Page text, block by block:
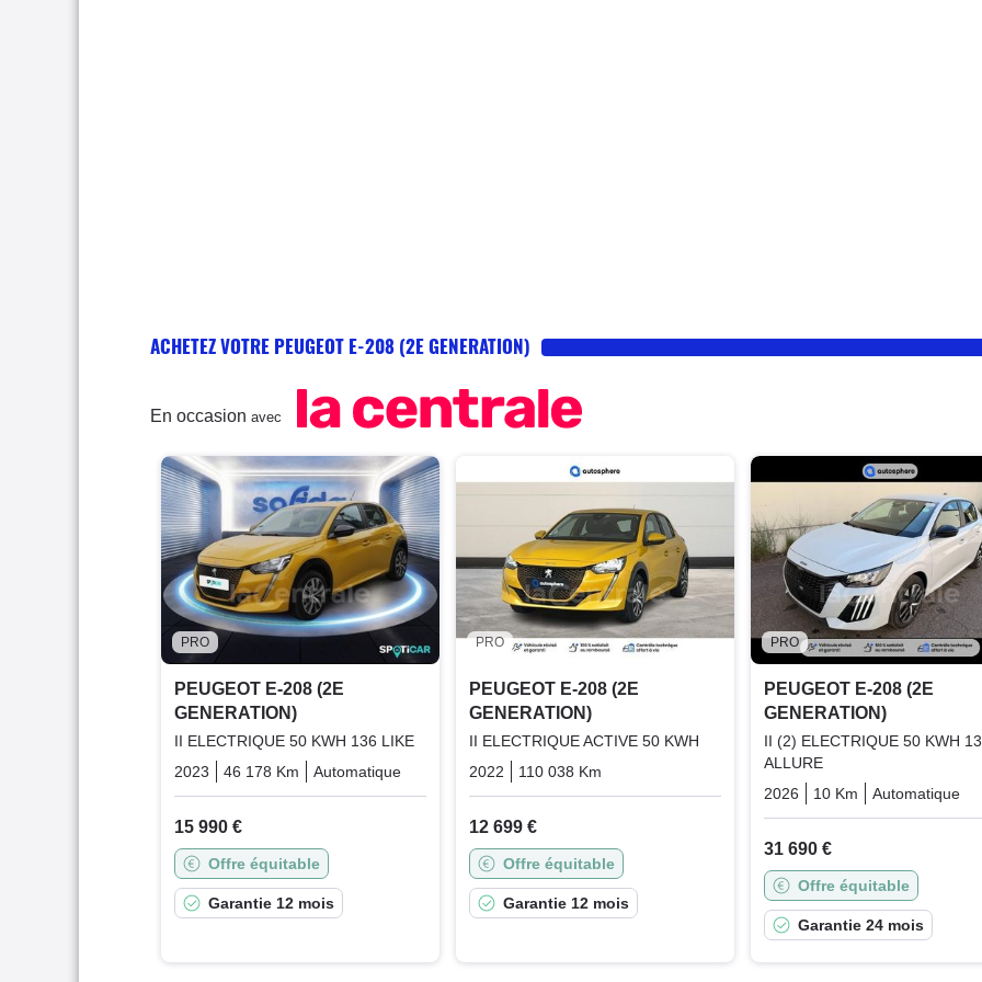
ACHETEZ VOTRE PEUGEOT E-208 (2E GENERATION)
En occasion avec
PRO
PEUGEOT E-208 (2E
GENERATION)
II ELECTRIQUE 50 KWH 136 LIKE
2023
46 178 Km Automatique
15 990 €
Offre équitable
Garantie 12 mois
PRO
PEUGEOT E-208 (2E
GENERATION)
II ELECTRIQUE ACTIVE 50 KWH
2022
110 038 Km Electric
12 699 €
Offre équitable
Garantie 12 mois
PRO
PEUGEOT E-208 (2E
GENERATION)
II (2) ELECTRIQUE 50 KWH
ALLURE
2026
10 Km Automatique
31 690 €
Offre équitable
Garantie 24 mois